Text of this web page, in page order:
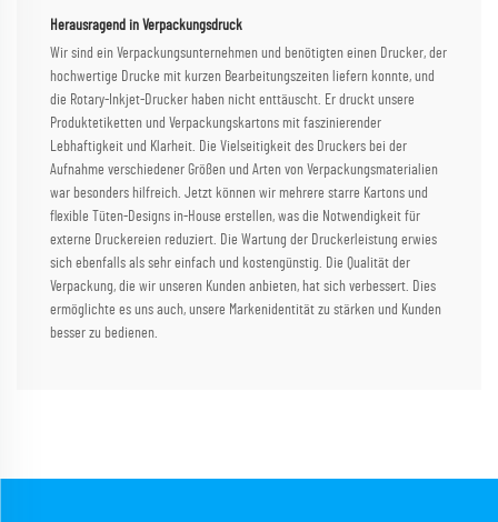
Herausragend in Verpackungsdruck
Wir sind ein Verpackungsunternehmen und benötigten einen Drucker, der
hochwertige Drucke mit kurzen Bearbeitungszeiten liefern konnte, und
die Rotary-Inkjet-Drucker haben nicht enttäuscht. Er druckt unsere
Produktetiketten und Verpackungskartons mit faszinierender
Lebhaftigkeit und Klarheit. Die Vielseitigkeit des Druckers bei der
Aufnahme verschiedener Größen und Arten von Verpackungsmaterialien
war besonders hilfreich. Jetzt können wir mehrere starre Kartons und
flexible Tüten-Designs in-House erstellen, was die Notwendigkeit für
externe Druckereien reduziert. Die Wartung der Druckerleistung erwies
sich ebenfalls als sehr einfach und kostengünstig. Die Qualität der
Verpackung, die wir unseren Kunden anbieten, hat sich verbessert. Dies
ermöglichte es uns auch, unsere Markenidentität zu stärken und Kunden
besser zu bedienen.